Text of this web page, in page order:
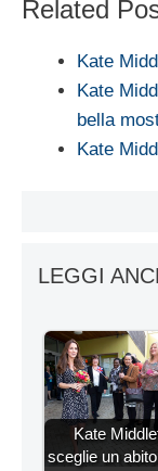
Related
Kate
Kate
bella
Kate
LEGGI
Kate
sceglie un